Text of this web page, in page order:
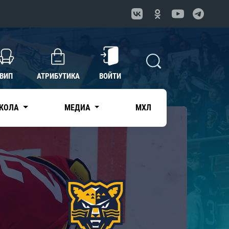
ВИП АТРИБУТИКА ВОЙТИ
МЕДИА МХЛ